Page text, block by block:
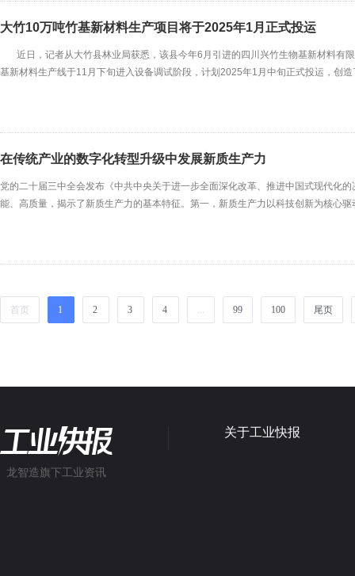
大竹10万吨竹基新材料生产项目将于2025年1月正式投运
近日，记者从大竹县林业局获悉，该县今年6月引进的四川兴竹生物基新材料有
基新材料生产线于11月下旬进入设备调试阶段，计划2025年1月中旬正式投运，
在传统产业的数字化转型升级中发展新质生产力
党的二十届三中全会发布《中共中央关于进一步全面深化改革、推进中国式现代化
能、高质量，揭示了新质生产力的基本特征。第一，新质生产力以科技创新为核心
首页 1 2 3 4 ... 99 100 尾页
龙智造旗下工业资讯
关于工业快报